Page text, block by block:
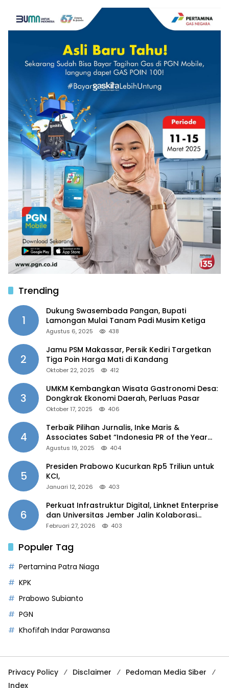
Trending
1
Dukung Swasembada Pangan, Bupati
Lamongan Mulai Tanam Padi Musim Ketiga
Agustus 6, 2025 438
2
Jamu PSM Makassar, Persik Kediri Targetkan
Tiga Poin Harga Mati di Kandang
Oktober 22, 2025 412
3
UMKM Kembangkan Wisata Gastronomi Desa:
Dongkrak Ekonomi Daerah, Perluas Pasar
Oktober 17, 2025 406
4
Terbaik Pilihan Jurnalis, Inke Maris &
Associates Sabet “Indonesia PR of the Year
2025”
Agustus 19, 2025 404
5
Presiden Prabowo Kucurkan Rp5 Triliun untuk
KCI,
Januari 12, 2026 403
6
Perkuat Infrastruktur Digital, Linknet Enterprise
dan Universitas Jember Jalin Kolaborasi
Smart Campus Berbasis AI
Februari 27, 2026 403
Populer Tag
Pertamina Patra Niaga
KPK
Prabowo Subianto
PGN
Khofifah Indar Parawansa
Privacy Policy Disclaimer
Pedoman Media Siber
Index